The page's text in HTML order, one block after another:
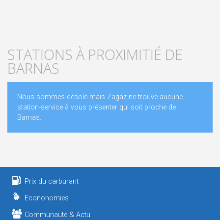
STATIONS À PROXIMITIÉ DE
BARNAS
Nous sommes désolé mais Zagaz ne trouve aucune
station-service à vous présenter qui soit proche de
Barnas..
Prix du carburant
Econonomies
Communauté & Actu